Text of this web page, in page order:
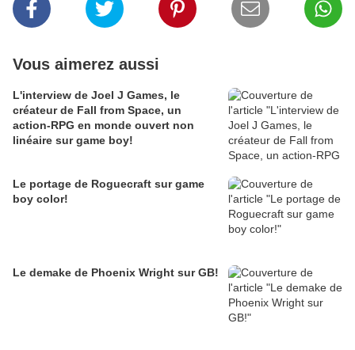
Vous aimerez aussi
L'interview de Joel J Games, le
créateur de Fall from Space, un
action-RPG en monde ouvert non
linéaire sur game boy!
Le portage de Roguecraft sur game
boy color!
Le demake de Phoenix Wright sur GB!